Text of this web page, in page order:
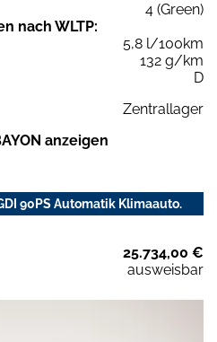
4 (Green)
nach WLTP:
5,8 l/100km
132 g/km
D
Zentrallager
anzeigen
90PS Automatik Klimaauto.
25.734,00 €
ausweisbar